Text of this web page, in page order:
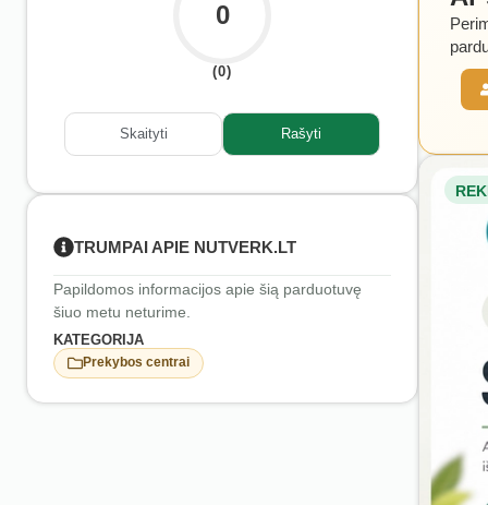
0
(0)
Skaityti Rašyti
TRUMPAI APIE NUTVERK.LT
Papildomos informacijos apie šią parduotuvę
šiuo metu neturime.
KATEGORIJA
Prekybos centrai